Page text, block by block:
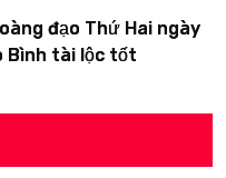
đạo Thứ Hai ngày
Bình tài lộc tốt